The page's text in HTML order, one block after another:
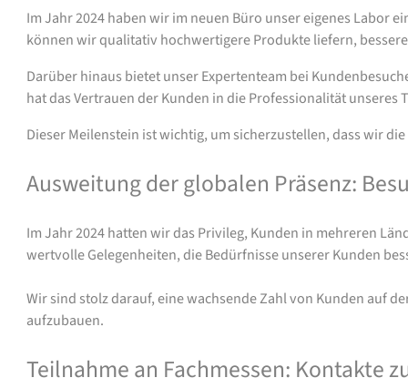
Im Jahr 2024 haben wir im neuen Büro unser eigenes Labor
können wir qualitativ hochwertigere Produkte liefern,
Darüber hinaus bietet unser Expertenteam bei
hat das Vertrauen der Kunden in die Professionalität
Dieser Meilenstein ist wichtig, um sicherzustellen, dass wir
Ausweitung der globalen Präsenz:
Im Jahr 2024 hatten wir das Privileg, Kunden in mehreren
wertvolle Gelegenheiten, die Bedürfnisse unserer Kunden
Wir sind stolz darauf, eine wachsende Zahl von Kunden auf
aufzubauen.
Teilnahme an Fachmessen: Kontakte